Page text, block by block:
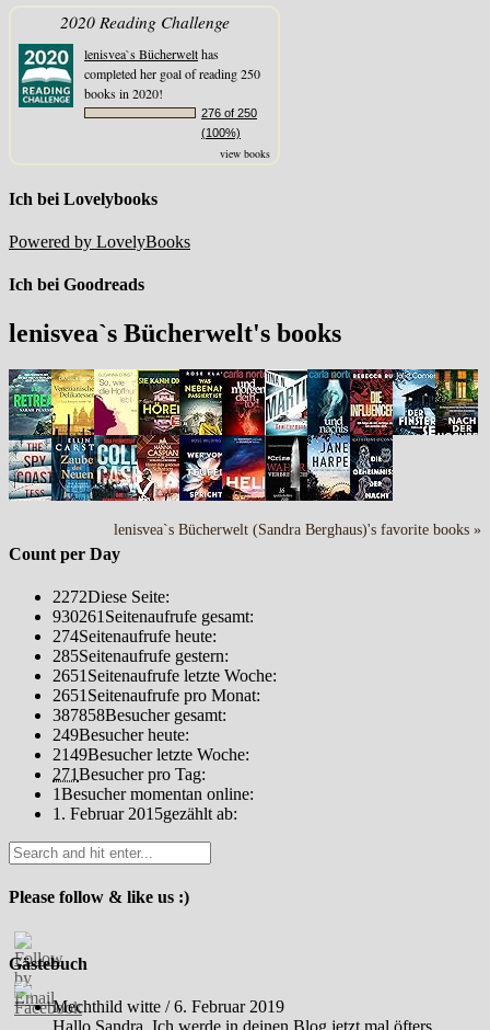
2020 Reading Challenge
lenisvea`s Bücherwelthas
completed her goal of reading 250
books in 2020!
276 of 250
(100%)
view books
Ich bei Lovelybooks
Powered by LovelyBooks
Ich bei Goodreads
lenisvea`s Bücherwelt's books
lenisvea`s Bücherwelt (Sandra Berghaus)'s favorite books »
Count per Day
2272Diese Seite:
930261 Seitenaufrufe gesamt:
274Seitenaufrufe heute:
285Seitenaufrufe gestern:
2651 Seitenaufrufe letzte Woche:
2651 Seitenaufrufe pro Monat:
387858Besucher gesamt:
249Besucher heute:
2149Besucher letzte Woche:
271Besucher pro Tag:
1Besucher momentan online:
1. Februar 2015gezählt ab:
Please follow & like us :)
Gästebuch
Mechthild witte /6. Februar 2019
Hallo Sandra. Ich werde in deinen Blog jetzt mal öfters...